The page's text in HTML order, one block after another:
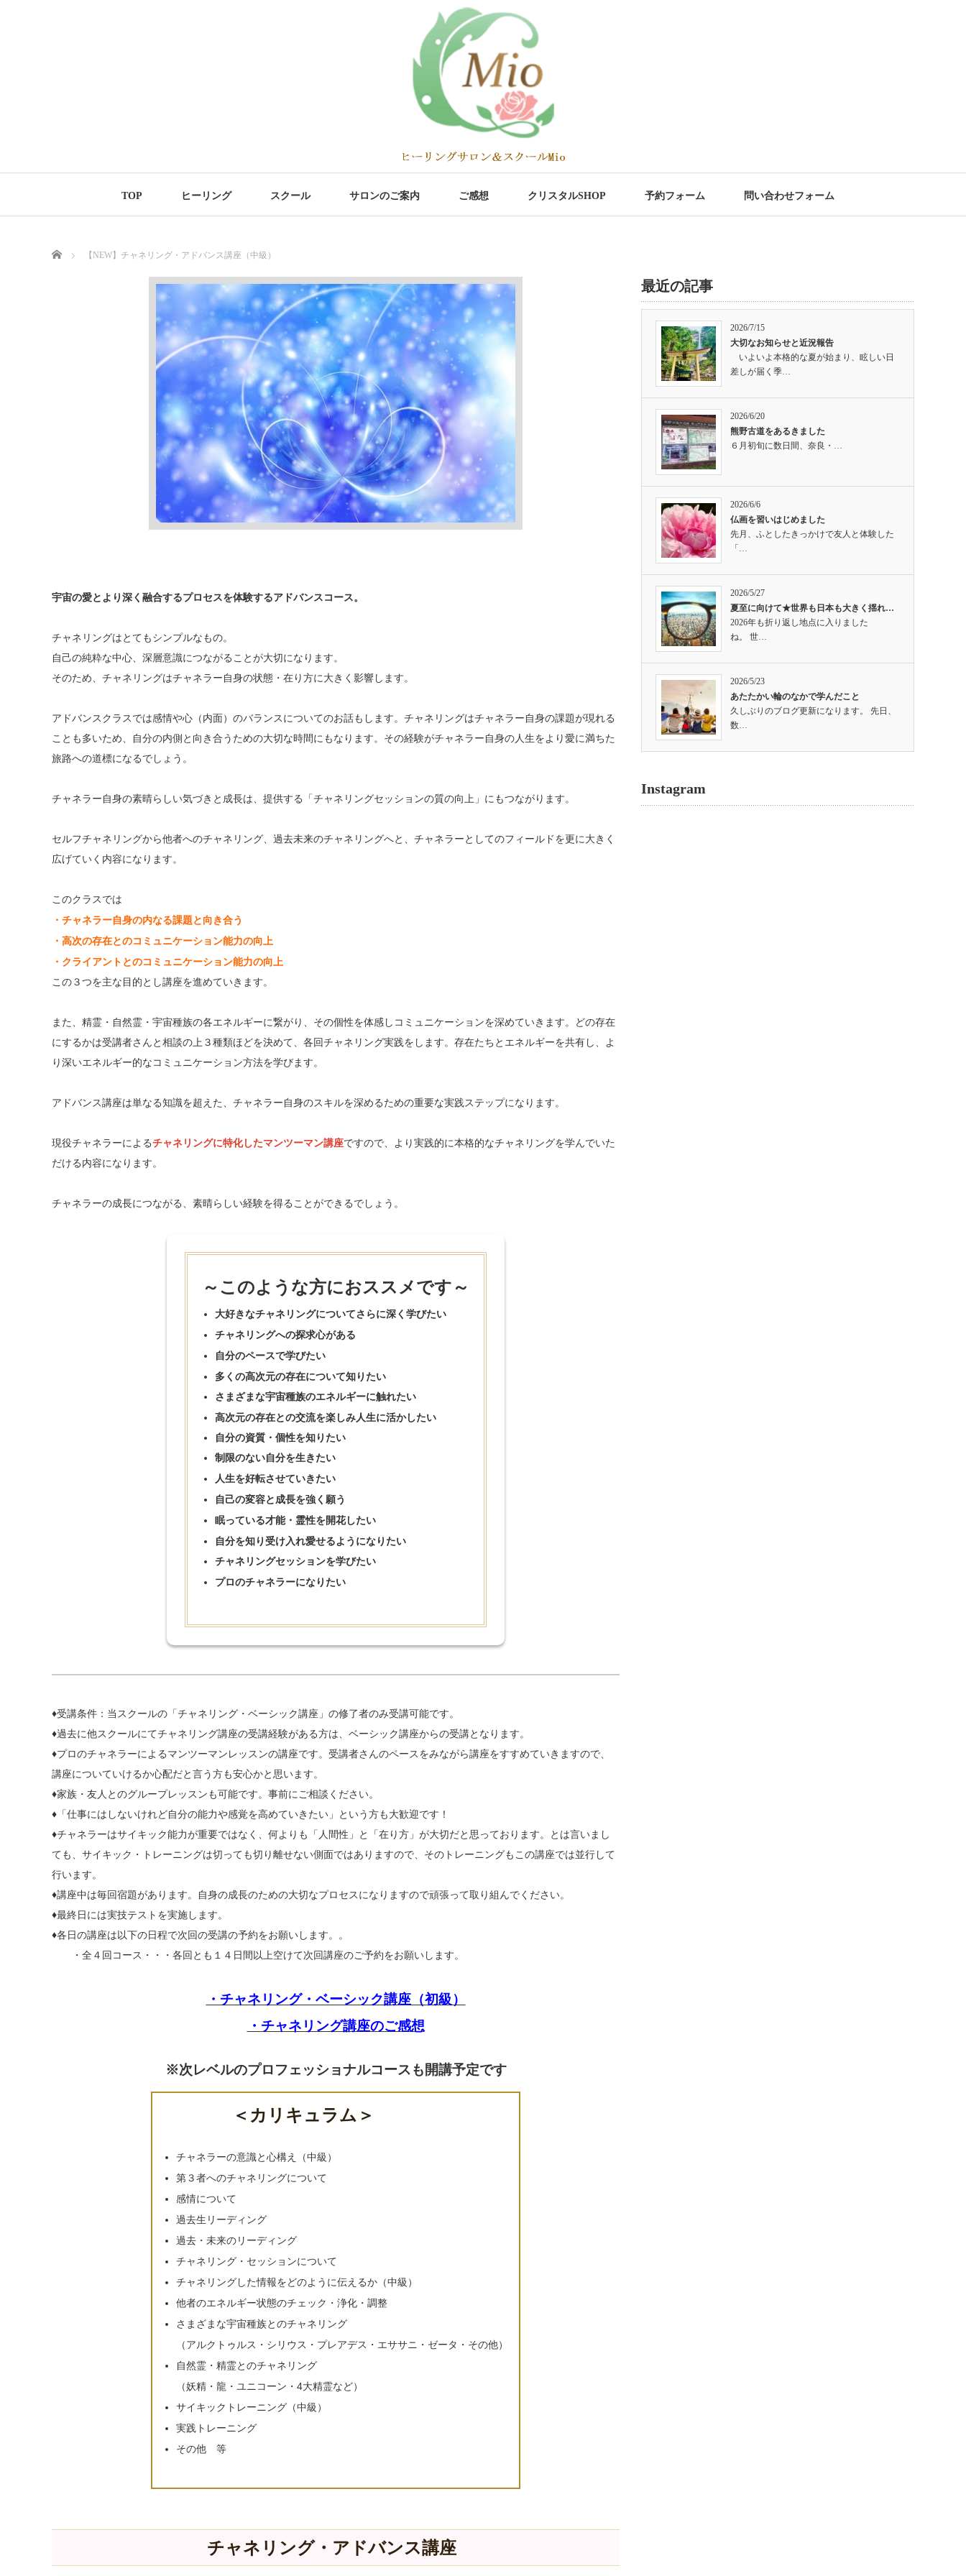
TOP ヒーリング スクール サロンのご案内 ご感想 クリスタルSHOP 予約フォーム 問い合わせフォーム
Home 【NEW】チャネリング・アドバンス講座（中級）
宇宙の愛とより深く融合するプロセスを体験するアドバンスコース。
チャネリングはとてもシンプルなもの。
自己の純粋な中心、深層意識につながることが大切になります。
そのため、チャネリングはチャネラー自身の状態・在り方に大きく影響します。
アドバンスクラスでは感情や心（内面）のバランスについてのお話もします。チャネリングはチャネラー自身の課題が現れる
ことも多いため、自分の内側と向き合うための大切な時間にもなります。その経験がチャネラー自身の人生をより愛に満ちた
旅路への道標になるでしょう。
チャネラー自身の素晴らしい気づきと成長は、提供する「チャネリングセッションの質の向上」にもつながります。
セルフチャネリングから他者へのチャネリング、過去未来のチャネリングへと、チャネラーとしてのフィールドを更に大きく
広げていく内容になります。
このクラスでは
・チャネラー自身の内なる課題と向き合う
・高次の存在とのコミュニケーション能力の向上
・クライアントとのコミュニケーション能力の向上
この３つを主な目的とし講座を進めていきます。
また、精霊・自然霊・宇宙種族の各エネルギーに繋がり、その個性を体感しコミュニケーションを深めていきます。どの存在
にするかは受講者さんと相談の上３種類ほどを決めて、各回チャネリング実践をします。存在たちとエネルギーを共有し、よ
り深いエネルギー的なコミュニケーション方法を学びます。
アドバンス講座は単なる知識を超えた、チャネラー自身のスキルを深めるための重要な実践ステップになります。
現役チャネラーによるチャネリングに特化したマンツーマン講座ですので、より実践的に本格的なチャネリングを学んでいた
だける内容になります。
チャネラーの成長につながる、素晴らしい経験を得ることができるでしょう。
～このような方におススメです～
大好きなチャネリングについてさらに深く学びたい
チャネリングへの探求心がある
自分のペースで学びたい
多くの高次元の存在について知りたい
さまざまな宇宙種族のエネルギーに触れたい
高次元の存在との交流を楽しみ人生に活かしたい
自分の資質・個性を知りたい
制限のない自分を生きたい
人生を好転させていきたい
自己の変容と成長を強く願う
眠っている才能・霊性を開花したい
自分を知り受け入れ愛せるようになりたい
チャネリングセッションを学びたい
プロのチャネラーになりたい
♦受講条件：当スクールの「チャネリング・ベーシック講座」の修了者のみ受講可能です。
♦過去に他スクールにてチャネリング講座の受講経験がある方は、ベーシック講座からの受講となります。
♦プロのチャネラーによるマンツーマンレッスンの講座です。受講者さんのペースをみながら講座をすすめていきますので、
講座についていけるか心配だと言う方も安心かと思います。
♦家族・友人とのグループレッスンも可能です。事前にご相談ください。
♦「仕事にはしないけれど自分の能力や感覚を高めていきたい」という方も大歓迎です！
♦チャネラーはサイキック能力が重要ではなく、何よりも「人間性」と「在り方」が大切だと思っております。とは言いまし
ても、サイキック・トレーニングは切っても切り離せない側面ではありますので、そのトレーニングもこの講座では並行して
行います。
♦講座中は毎回宿題があります。自身の成長のための大切なプロセスになりますので頑張って取り組んでください。
♦最終日には実技テストを実施します。
♦各日の講座は以下の日程で次回の受講の予約をお願いします。。
・全４回コース・・・各回とも１４日間以上空けて次回講座のご予約をお願いします。
・チャネリング・ベーシック講座（初級）
・チャネリング講座のご感想
※次レベルのプロフェッショナルコースも開講予定です
＜カリキュラム＞
チャネラーの意識と心構え（中級）
第３者へのチャネリングについて
感情について
過去生リーディング
過去・未来のリーディング
チャネリング・セッションについて
チャネリングした情報をどのように伝えるか（中級）
他者のエネルギー状態のチェック・浄化・調整
さまざまな宇宙種族とのチャネリング
（アルクトゥルス・シリウス・プレアデス・エササニ・ゼータ・その他）
自然霊・精霊とのチャネリング
（妖精・龍・ユニコーン・4大精霊など）
サイキックトレーニング （中級）
実践トレーニング
その他 等
チャネリング・アドバンス講座
最近の記事
2026/7/15
大切なお知らせと近況報告
いよいよ本格的な夏が始まり、眩しい日
差しが届く季…
2026/6/20
熊野古道をあるきました
６月初旬に数日間、奈良・…
2026/6/6
仏画を習いはじめました
先月、ふとしたきっかけで友人と体験した
「…
2026/5/27
夏至に向けて★世界も日本も大きく揺れ…
2026年も折り返し地点に入りました
ね。 世…
2026/5/23
あたたかい輪のなかで学んだこと
久しぶりのブログ更新になります。 先日、
数…
Instagram